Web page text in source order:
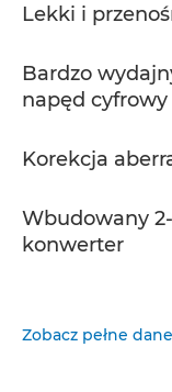
Lekki i
Bardzo
napęd cyfrowy
Korekcja
Wbudowany
konwerter
Zobacz pełne